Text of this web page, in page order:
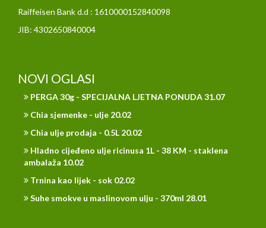
Raiffeisen Bank d.d : 1610000152840098
JIB: 4302650840004
NOVI OGLASI
PERGA 30g - SPECIJALNA LJETNA PONUDA 31.07
Chia sjemenke - ulje 20.02
Chia ulje prodaja - 0.5L 20.02
Hladno cijeđeno ulje ricinusa 1L - 38 KM - staklena
ambalaža 10.02
Trnina kao lijek - sok 02.02
Suhe smokve u maslinovom ulju - 370ml 28.01